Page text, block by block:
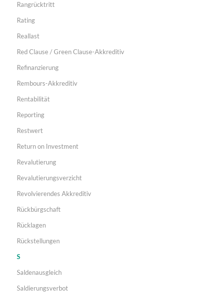
Rangrücktritt
Rating
Reallast
Red Clause / Green Clause-Akkreditiv
Refinanzierung
Rembours-Akkreditiv
Rentabilität
Reporting
Restwert
Return on Investment
Revalutierung
Revalutierungsverzicht
Revolvierendes Akkreditiv
Rückbürgschaft
Rücklagen
Rückstellungen
S
Saldenausgleich
Saldierungsverbot